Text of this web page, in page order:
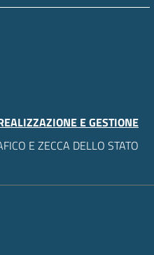
E GESTIONE
E ZECCA DELLO STATO